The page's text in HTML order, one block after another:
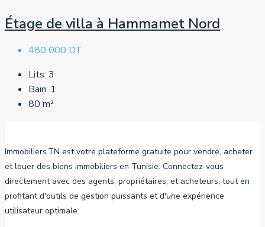
Étage de villa à Hammamet Nord
480 000 DT
Lits: 3
Bain: 1
80 m²
Immobiliers.TN est votre plateforme gratuite pour vendre, acheter
et louer des biens immobiliers en Tunisie. Connectez-vous
directement avec des agents, propriétaires, et acheteurs, tout en
profitant d'outils de gestion puissants et d'une expérience
utilisateur optimale.